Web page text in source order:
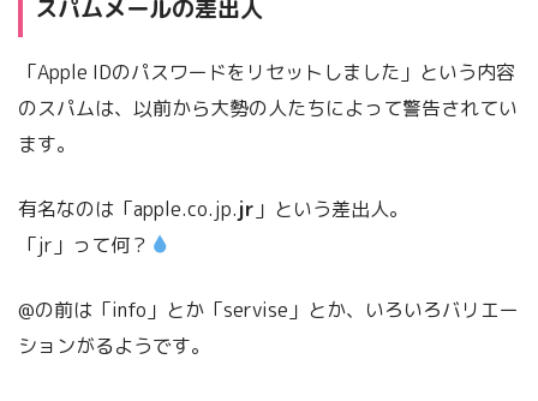
スパムメールの差出人
「Apple IDのパスワードをリセットしました」という内容
のスパムは、以前から大勢の人たちによって警告されてい
ます。
有名なのは「apple.co.jp.jr 」という差出人。
「jr」って何？
@の前は「info」とか「servise」とか、いろいろバリエー
ションがるようです。